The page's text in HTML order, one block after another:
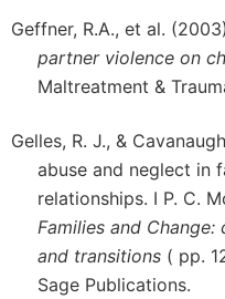
Geffner, R.A., et al.
partner violence on
Maltreatment &
Gelles, R. J., &
abuse and neglect in
relationships. I P. C.
Families and
and transitions ( pp.
Sage Publications.